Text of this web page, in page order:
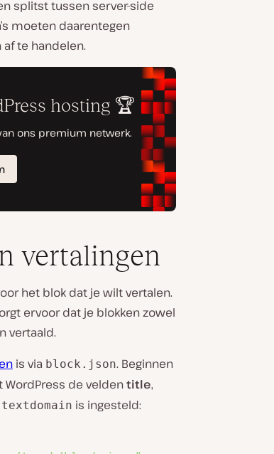
splitst tussen server-side
moeten daarentegen
te handelen.
vertalingen
het blok dat je wilt vertalen.
ervoor dat je blokken zowel
vertaald.
is via block.json. Beginnen
de veldentitle,
textdomain is ingesteld: